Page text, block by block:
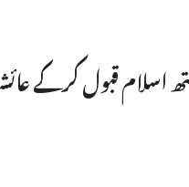
اسلام قبول کرکے